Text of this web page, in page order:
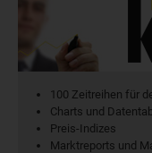
100 Zeitreihen für
Charts und
Preis-Indizes
Marktreports und